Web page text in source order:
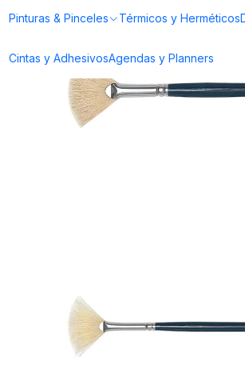
Pinturas & Pinceles Térmicos y Herméticos
Cintas y AdhesivosAgendas y Planners